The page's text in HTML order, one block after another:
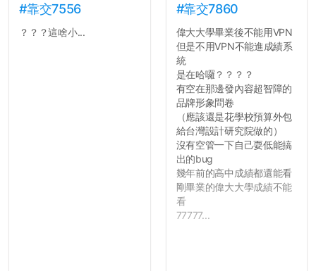
#靠交7556
？？？這啥小...
#靠交7860
偉大大學畢業後不能用VPN
但是不用VPN不能進成績系
統
是在哈囉？？？？
有空在那邊發內容超智障的
品牌形象問卷
（應該還是花學校預算外包
給台灣設計研究院做的）
沒有空管一下自己耍低能搞
出的bug
幾年前的高中成績都還能看
剛畢業的偉大大學成績不能
看
77777...